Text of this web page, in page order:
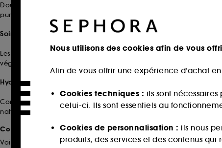
Doux et respectueux de la peau, ces nettoyants à pH bas
purifiant. Disponibles en mousse, huile ou baume, ils
Soins du contour des yeux
Les crèmes et sérums pour les yeux Beauty of Joseon
végétaux, ils raffermissent et revitalisent le contour des yeux.
Hydratants Beauty of Joseon
Compléments essentiels à votre routine, les crèmes
naturel à la peau.
Comment Créer Votre Routine Beauté avec Beauty of
Voici quelques conseils pour créer une routine de soins adaptée
Nous utilisons des cookies afin de vous
Afin de vous offrir une expérience d’achat
Cookies techniques : ils sont
celui-ci. Ils sont essentiels au
Cookies de personnalisation : ils nous
produits, des services et des contenus